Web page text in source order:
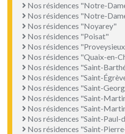
Nos résidences "Notre-
Nos résidences "Notre-
Nos résidences "Noyarey"
Nos résidences "Poisat"
Nos résidences
Nos résidences "Quaix-en-
Nos résidences "Saint-
Nos résidences "Saint-
Nos résidences "Saint-
Nos résidences "Saint-
Nos résidences "Saint-
Nos résidences "Saint-Paul-
Nos résidences "Saint-